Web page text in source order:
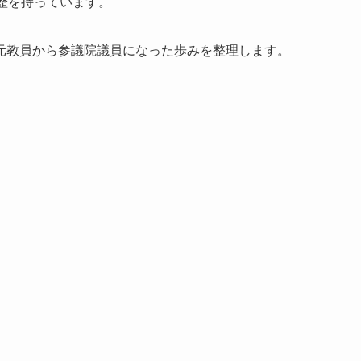
員から参議院議員になった歩みを整理します。